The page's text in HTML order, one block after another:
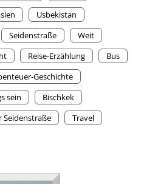
Usbekistan
Seidenstraße
Weit
Reise-Erzählung
Bus
Geschichte
sein
Bischkek
Seidenstraße Travel